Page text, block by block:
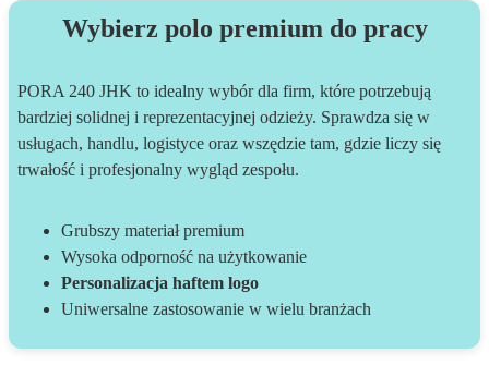
Wybierz polo premium do pracy
PORA 240 JHK to idealny wybór dla firm, które potrzebują
bardziej solidnej i reprezentacyjnej odzieży. Sprawdza się w
usługach, handlu, logistyce oraz wszędzie tam, gdzie liczy się
trwałość i profesjonalny wygląd zespołu.
Grubszy materiał premium
Wysoka odporność na użytkowanie
Personalizacja haftem logo
Uniwersalne zastosowanie w wielu branżach